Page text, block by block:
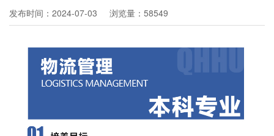
发布时间：2024-07-03 浏览量：58549